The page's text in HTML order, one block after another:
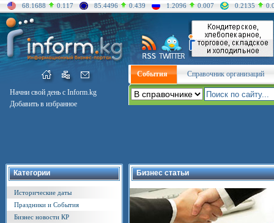
68.1688 0.117 85.4496 0.439 1.2096 0.007 0.2135
Начни свой день с Inform.kg
Добавить в избранное
События Справочник организаций
Категории
Исторические даты
Праздники и События
Бизнес новости КР
Бизнес статьи